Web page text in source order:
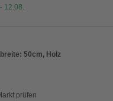
12.08.
50cm, Holz
prüfen